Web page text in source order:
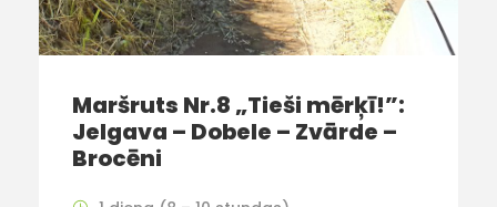
Maršruts Nr.8 „Tieši mērķī!”:
Jelgava – Dobele – Zvārde –
Brocēni